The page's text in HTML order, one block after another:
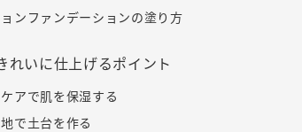
ンファンデーションの塗り方
れいに仕上げるポイント
アで肌を保湿する
で土台を作る